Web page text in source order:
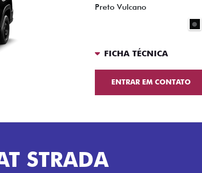
Preto Vulcano
FICHA TÉCNICA
ENTRAR EM CONTATO
STRADA